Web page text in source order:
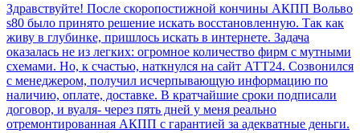
Здравствуйте! После скоропостижной кончины АКПП Вольво
s80 было принято решение искать восстановленную. Так как
живу в глубинке, пришлось искать в интернете. Задача
оказалась не из легких: огромное количество фирм с мутными
схемами. Но, к счастью, наткнулся на сайт АТТ24. Созвонился
с менеджером, получил исчерпывающую информацию по
наличию, оплате, доставке. В кратчайшие сроки подписали
договор, и вуаля- через пять дней у меня реально
отремонтированная АКПП с гарантией за адекватные деньги.